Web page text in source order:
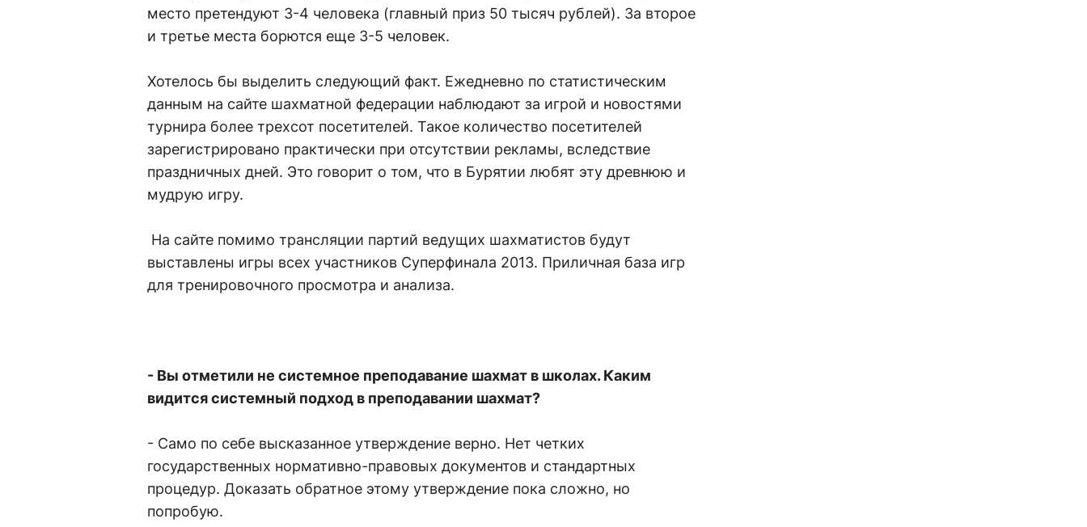
место претендуют 3-4 человека (главный приз 50 тысяч рублей). За второе
и третье места борются еще 3-5 человек.
Хотелось бы выделить следующий факт. Ежедневно по статистическим
данным на сайте шахматной федерации наблюдают за игрой и новостями
турнира более трехсот посетителей. Такое количество посетителей
зарегистрировано практически при отсутствии рекламы, вследствие
праздничных дней. Это говорит о том, что в Бурятии любят эту древнюю и
мудрую игру.
На сайте помимо трансляции партий ведущих шахматистов будут
выставлены игры всех участников Суперфинала 2013. Приличная база игр
для тренировочного просмотра и анализа.
- Вы отметили не системное преподавание шахмат в школах. Каким
видится системный подход в преподавании шахмат?
- Само по себе высказанное утверждение верно. Нет четких
государственных нормативно-правовых документов и стандартных
процедур. Доказать обратное этому утверждение пока сложно, но
попробую.